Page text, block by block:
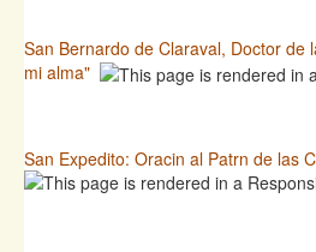
San Bernardo de Claraval, Doctor de
mi alma"
San Expedito: Oracin al Patrn de las